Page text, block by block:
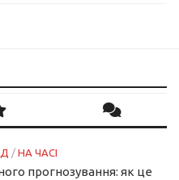
/ НА ЧАСІ
прогнозування: як це